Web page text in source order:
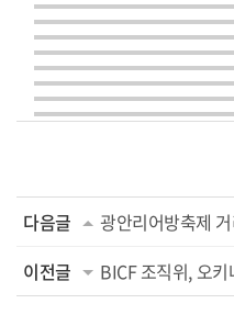
다음글
광안리어방축제
이전글